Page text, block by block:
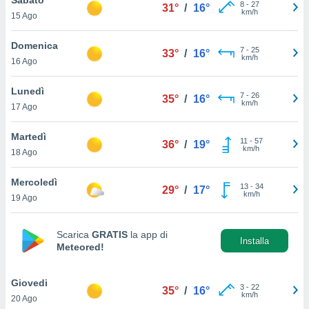
è
al sito
di
ci
di
il
un
la
nella
15 Ago
31° / 16° 8- 27
km/h
Domenica
16 Ago
33° / 16° 7- 25
km/h
Lunedì
17 Ago
35° / 16° 7- 26
km/h
Martedì
18 Ago
36° / 19° 11 - 57
km/h
Mercoledì
19 Ago
29° / 17° 13- 34
km/h
Scarica GRATIS la app di
Meteored!
Installa
Giovedi
20 Ago
35° / 16° 3- 22
km/h